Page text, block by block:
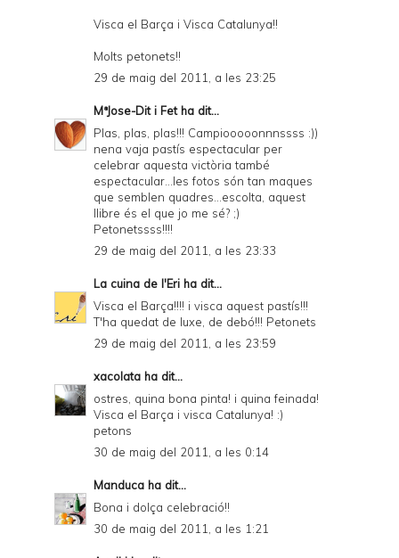
Visca el Barça i Visca Catalunya!!
Molts petonets!!
29 de maig del 2011, a les 23:25
MªJose-Dit i Fetha dit...
Plas, plas, plas!!! Campiooooonnnssss :))
nena vaja pastís espectacular per
celebrar aquesta victòria també
espectacular...les fotos són tan maques
que semblen quadres...escolta, aquest
llibre és el que jo me sé? ;)
Petonetssss!!!!
29 de maig del 2011, a les 23:33
La cuina de l'Eri ha dit...
Visca el Barça!!!! i visca aquest pastís!!!
T'ha quedat de luxe, de debó!!! Petonets
29 de maig del 2011, a les 23:59
xacolata ha dit...
ostres, quina bona pinta! i quina feinada!
Visca el Barça i visca Catalunya! :)
petons
30 de maig del 2011, a les 0:14
Manduca ha dit...
Bona i dolça celebració!!
30 de maig del 2011, a les 1:21